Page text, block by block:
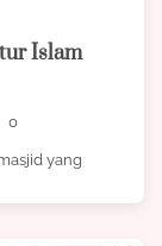
Islam
0
yang